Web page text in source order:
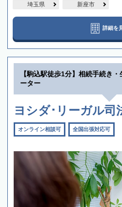
埼玉県 新座市
詳細を
【駒込駅徒歩1分】相続手続き
ーター
ヨシダ･リーガル司
オンライン相談可 全国出張対応可